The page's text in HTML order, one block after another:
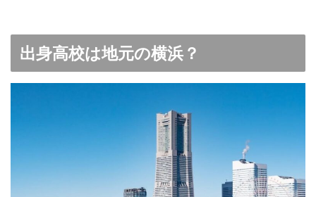
出身高校は地元の横浜？